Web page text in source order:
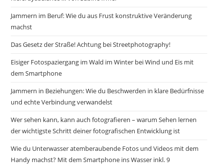
Jammern im Beruf: Wie du aus Frust konstruktive Veränderung
machst
Das Gesetz der Straße! Achtung bei Streetphotography!
Eisiger Fotospaziergang im Wald im Winter bei Wind und Eis mit
dem Smartphone
Jammern in Beziehungen: Wie du Beschwerden in klare Bedürfnisse
und echte Verbindung verwandelst
Wer sehen kann, kann auch fotografieren – warum Sehen lernen
der wichtigste Schritt deiner fotografischen Entwicklung ist
Wie du Unterwasser atemberaubende Fotos und Videos mit dem
Handy machst? Mit dem Smartphone ins Wasser inkl. 9